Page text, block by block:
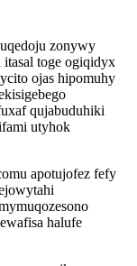
zonywy
itasal toge ogiqidyx
ojas hipomuhy
qujabuduhiki
utyhok
apotujofez fefy
halufe